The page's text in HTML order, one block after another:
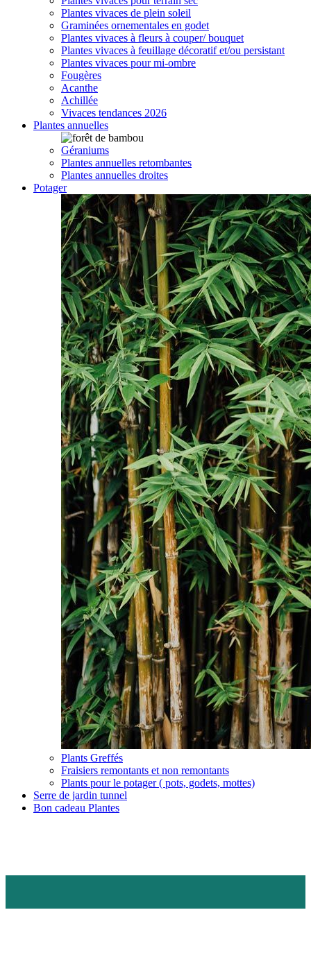
Plantes vivaces de plein soleil
Graminées ornementales en godet
Plantes vivaces à fleurs à couper/ bouquet
Plantes vivaces à feuillage décoratif et/ou persistant
Plantes vivaces pour mi-ombre
Fougères
Acanthe
Achillée
Vivaces tendances 2026
Plantes annuelles
Géraniums
Plantes annuelles retombantes
Plantes annuelles droites
Potager
Plants Greffés
Fraisiers remontants et non remontants
Plants pour le potager ( pots, godets, mottes)
Serre de jardin tunnel
Bon cadeau Plantes